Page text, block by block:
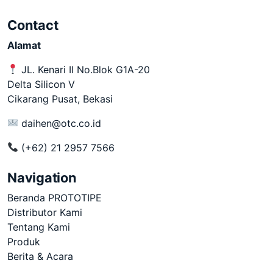
Contact
Alamat
JL. Kenari II No.Blok G1A-20
Delta Silicon V
Cikarang Pusat, Bekasi
daihen@otc.co.id
(+62) 21 2957 7566
Navigation
Beranda PROTOTIPE
Distributor Kami
Tentang Kami
Produk
Berita & Acara